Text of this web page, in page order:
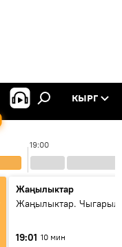
КЫРГ
19:00
Жаңылыктар
Жаңылыктар.
19:01 10 мин